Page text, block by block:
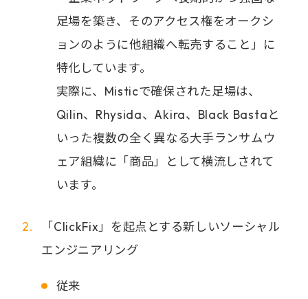
足場を築き、そのアクセス権をオークシ
ョンのように他組織へ転売すること」に
特化しています。
実際に、Misticで確保された足場は、
Qilin、Rhysida、Akira、Black Bastaと
いった複数の全く異なる大手ランサムウ
ェア組織に「商品」として横流しされて
います。
「ClickFix」を起点とする新しいソーシャル
エンジニアリング
従来